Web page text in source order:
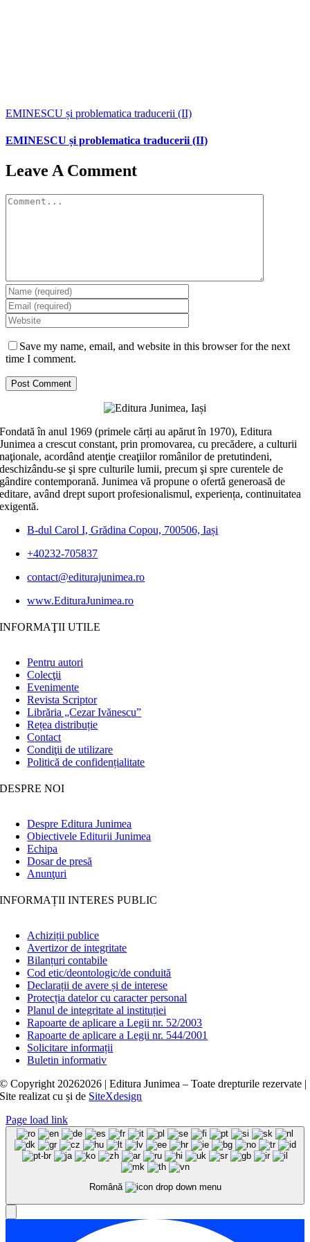
EMINESCU și problematica traducerii (II)
EMINESCU și problematica traducerii (II)
Leave A Comment
Comment
Save my name, email, and website in this browser for the next
time I comment.
Fondată în anul 1969 (primele cărți au apărut în 1970), Editura
Junimea a crescut constant, prin promovarea, cu precădere, a culturii
naţionale, acordând atenţie creaţiilor românilor de pretutindeni,
deschizându-se şi spre culturile lumii, precum şi spre curentele de
gândire contemporană. Junimea vă propune o ofertă generoasă de
editare, având drept suport profesionalismul, experiența, continuitatea
exigentă.
B-dul Carol I, Grădina Copou, 700506, Iași
+40232-705837
contact@editurajunimea.ro
www.EdituraJunimea.ro
INFORMAŢII UTILE
Pentru autori
Colecţii
Evenimente
Revista Scriptor
Librăria „Cezar Ivănescu”
Rețea distribuție
Contact
Condiţii de utilizare
Politică de confidențialitate
DESPRE NOI
Despre Editura Junimea
Obiectivele Editurii Junimea
Echipa
Dosar de presă
Anunţuri
INFORMAȚII INTERES PUBLIC
Achiziții publice
Avertizor de integritate
Bilanțuri contabile
Cod etic/deontologic/de conduită
Declarații de avere și de interese
Protecția datelor cu caracter personal
Planul de integritate al instituției
Rapoarte de aplicare a Legii nr. 52/2003
Rapoarte de aplicare a Legii nr. 544/2001
Solicitare informații
Buletin informativ
© Copyright 20262026 | Editura Junimea – Toate drepturile rezervate |
Site realizat cușide SiteXdesign
Page load link
Română